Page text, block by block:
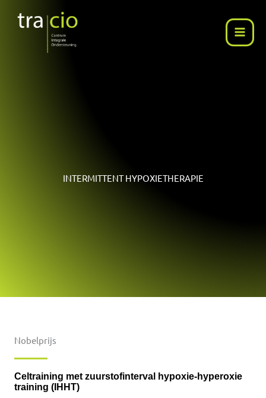
INTERMITTENT HYPOXIETHERAPIE
Nobelprijs
Celtraining met zuurstofinterval hypoxie-hyperoxie
training (IHHT)